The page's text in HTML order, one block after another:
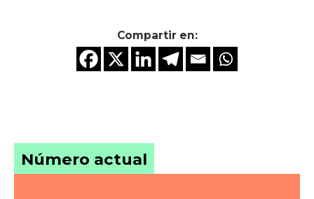
Compartir en:
Número actual